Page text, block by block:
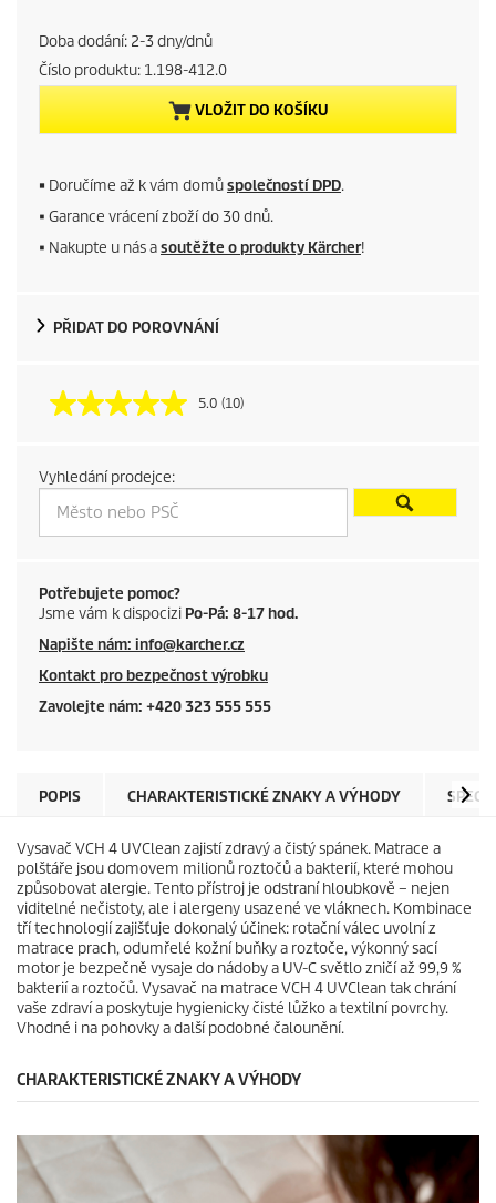
e
n
p
r
d
c
t
p
i
c
e
Doba dodání: 2-3 dny/dnů
Číslo produktu: 1.198-412.0
VLOŽIT DO KOŠÍKU
■ Doručíme až k vám domůspolečností DPD.
■ Garance vrácení zboží do 30 dnů.
■ Nakupte u nás asoutěžte o produkty Kärcher!
PŘIDAT DO POROVNÁNÍ
5.0 (10)
Vyhledání prodejce:
Potřebujete pomoc?
Jsme vám k dispocizi Po-Pá: 8-17 hod.
Napište nám: info@karcher.cz
Kontakt pro bezpečnost výrobku
Zavolejte nám: +420 323 555 555
POPIS CHARAKTERISTICKÉ ZNAKY A VÝHODY
Vysavač VCH 4 UVClean zajistí zdravý a čistý spánek. Matrace a
polštáře jsou domovem milionů roztočů a bakterií, které mohou
způsobovat alergie. Tento přístroj je odstraní hloubkově – nejen
viditelné nečistoty, ale i alergeny usazené ve vláknech. Kombinace
tří technologií zajišťuje dokonalý účinek: rotační válec uvolní z
matrace prach, odumřelé kožní buňky a roztoče, výkonný sací
motor je bezpečně vysaje do nádoby a UV-C světlo zničí až 99,9 %
bakterií a roztočů. Vysavač na matrace VCH 4 UVClean tak chrání
vaše zdraví a poskytuje hygienicky čisté lůžko a textilní povrchy.
Vhodné i na pohovky a další podobné čalounění.
CHARAKTERISTICKÉ ZNAKY A VÝHODY